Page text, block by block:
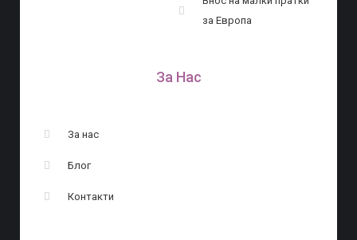
за Европа
За Нас
За нас
Блог
Контакти